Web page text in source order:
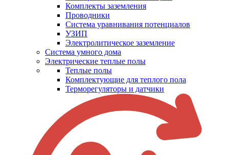
Комплекты заземления
Проводники
Система уравнивания потенциалов
УЗИП
Электролитическое заземление
Система умного дома
Электрические теплые полы
Теплые полы
Комплектующие для теплого пола
Терморегуляторы и датчики